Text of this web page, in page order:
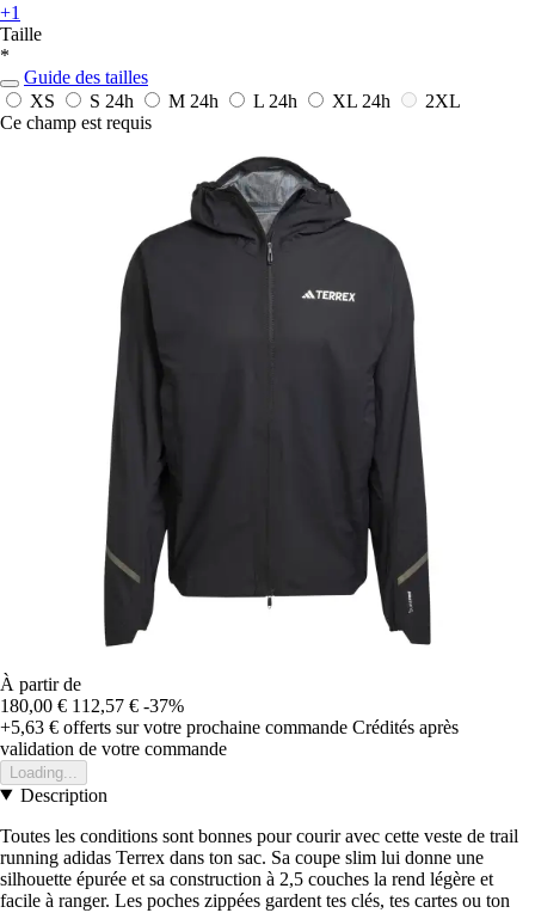
+1
Taille
*
Guide des tailles
XS
S 24h M 24h L 24h XL 24h
2XL
Ce champ est requis
À partir de
180,00 € 112,57 € -37%
+5,63 € offerts sur votre prochaine commande Crédités après
validation de votre commande
Loading...
Description
Toutes les conditions sont bonnes pour courir avec cette veste de trail
running adidas Terrex dans ton sac. Sa coupe slim lui donne une
silhouette épurée et sa construction à 2,5 couches la rend légère et
facile à ranger. Les poches zippées gardent tes clés, tes cartes ou ton